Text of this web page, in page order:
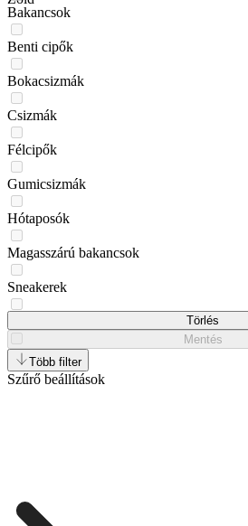
Bakancsok
Benti cipők
Bokacsizmák
Csizmák
Félcipők
Gumicsizmák
Hótaposók
Magasszárú bakancsok
Sneakerek
Tornacipők
Törlés
Mentés
Több filter
Szűrő beállítások